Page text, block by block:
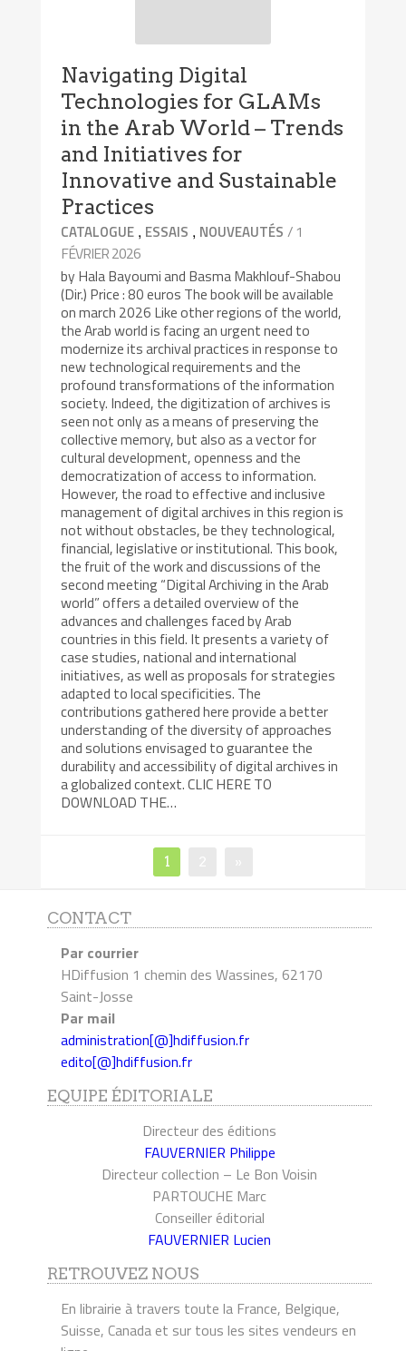
Navigating Digital
Technologies for GLAMs
in the Arab World – Trends
and Initiatives for
Innovative and Sustainable
Practices
CATALOGUE , ESSAIS , NOUVEAUTÉS / 1
FÉVRIER 2026
by Hala Bayoumi and Basma Makhlouf-Shabou
(Dir.) Price : 80 euros The book will be available
on march 2026 Like other regions of the world,
the Arab world is facing an urgent need to
modernize its archival practices in response to
new technological requirements and the
profound transformations of the information
society. Indeed, the digitization of archives is
seen not only as a means of preserving the
collective memory, but also as a vector for
cultural development, openness and the
democratization of access to information.
However, the road to effective and inclusive
management of digital archives in this region is
not without obstacles, be they technological,
financial, legislative or institutional. This book,
the fruit of the work and discussions of the
second meeting “Digital Archiving in the Arab
world” offers a detailed overview of the
advances and challenges faced by Arab
countries in this field. It presents a variety of
case studies, national and international
initiatives, as well as proposals for strategies
adapted to local specificities. The
contributions gathered here provide a better
understanding of the diversity of approaches
and solutions envisaged to guarantee the
durability and accessibility of digital archives in
a globalized context. CLIC HERE TO
DOWNLOAD THE…
articles
Page
1
CONTACT
Par courrier
HDiffusion 1 chemin des Wassines, 62170
Saint-Josse
Par mail
administration[@]hdiffusion.fr
edito[@]hdiffusion.fr
EQUIPE ÉDITORIALE
Directeur des éditions
FAUVERNIER Philippe
Directeur collection – Le Bon Voisin
PARTOUCHE Marc
Conseiller éditorial
FAUVERNIER Lucien
RETROUVEZ NOUS
En librairie à travers toute la France, Belgique,
Suisse, Canada et sur tous les sites vendeurs en